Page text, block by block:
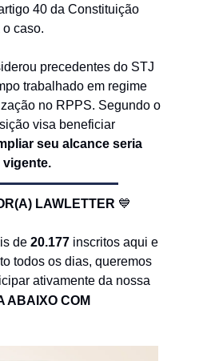
40 da Constituição
caso.
precedentes do STJ
trabalhado em regime
no RPPS. Segundo o
visa beneficiar
seu alcance seria
vigente.
LAWLETTER 💙
de 20.177 inscritos aqui e
todos os dias, queremos
ativamente da nossa
ABAIXO COM